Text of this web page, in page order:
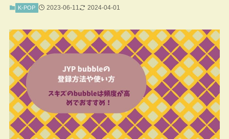
K-POP 2023-06-11 2024-04-01